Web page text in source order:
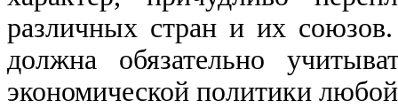
различных стран и их
должна обязательно
экономической политики